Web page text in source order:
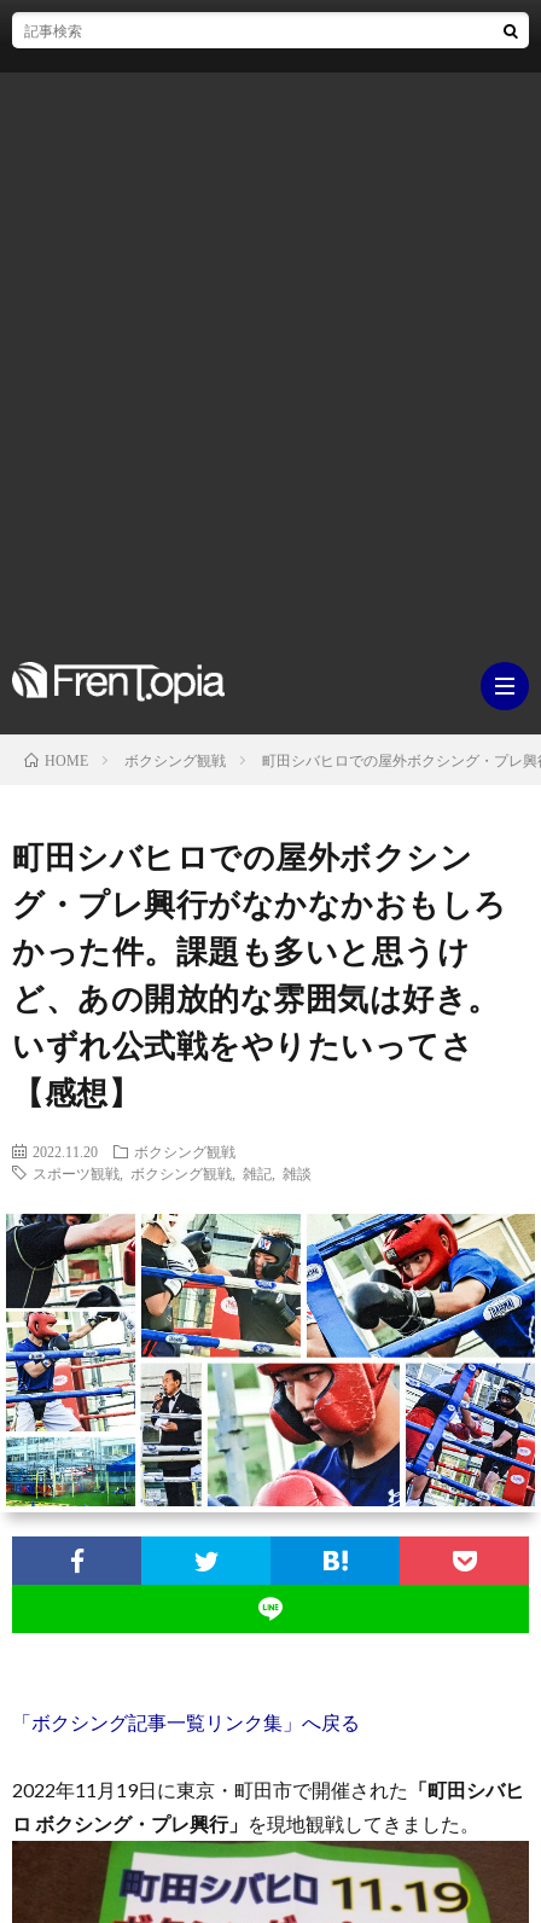
ッ
プ
グ
観
戦
ン
ガ・
ド
ラ
マ
ラ
リ
ー
ー
ム
お
HOME ボクシング観戦 町田シバヒロでの屋外ボクシング・プレ
町田シバヒロでの屋外ボクシン
グ・プレ興行がなかなかおもしろ
かった件。課題も多いと思うけ
ど、あの開放的な雰囲気は好き。
いずれ公式戦をやりたいってさ
【感想】
2022.11.20
ボクシング観戦
スポーツ観戦
ボクシング観戦 雑記 雑談
「ボクシング記事一覧リンク集」へ戻る
2022年11月19日に東京・町田市で開催された 「町田シバヒ
ロ ボクシング・プレ興行」 を現地観戦してきました。